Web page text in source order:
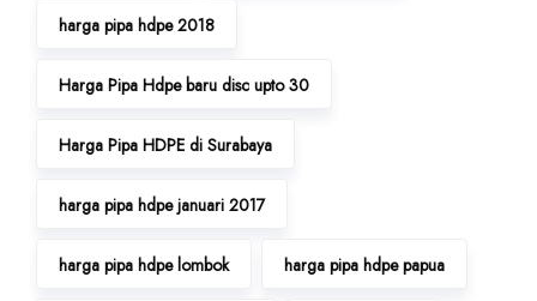
harga pipa hdpe 2018
Harga Pipa Hdpe baru disc upto 30
Harga Pipa HDPE di Surabaya
harga pipa hdpe januari 2017
harga pipa hdpe lombok harga pipa hdpe papua